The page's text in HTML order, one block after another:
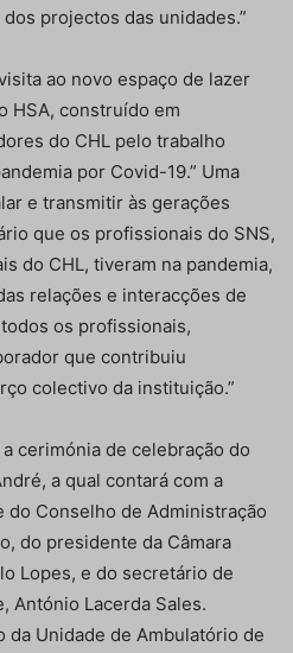
projectos das unidades.”
ao novo espaço de lazer
HSA, construído em
do CHL pelo trabalho
por Covid-19.” Uma
e transmitir às gerações
que os profissionais do SNS,
do CHL, tiveram na pandemia,
relações e interacções de
os profissionais,
que contribuiu
colectivo da instituição.”
cerimónia de celebração do
a qual contará com a
Conselho de Administração
do presidente da Câmara
Lopes, e do secretário de
António Lacerda Sales.
da Unidade de Ambulatório de